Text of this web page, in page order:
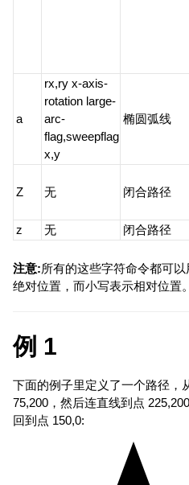
a
rx,ry x-axis-
rotation large-
arc-
flag,sweepflag
x,y
椭圆弧线
Z 无 闭合路径
z
无 闭合路径
注意:所有的这些字符命令都可
绝对位置，而小写表示相对位置。
例 1
下面的例子里定义了一个路径，
75,200，然后连直线到点
回到点 150,0: